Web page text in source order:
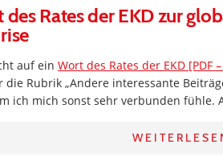
Rates der EKD zur
auf ein Wort des Rates der EKD [PDF
die Rubrik „Andere interessante
ich mich sonst sehr verbunden fühle.